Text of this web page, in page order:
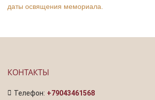
даты освящения мемориала.
КОНТАКТЫ
Телефон: +79043461568